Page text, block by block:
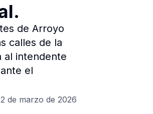
de Arroyo
calles de la
al intendente
el
2 de marzo de 2026